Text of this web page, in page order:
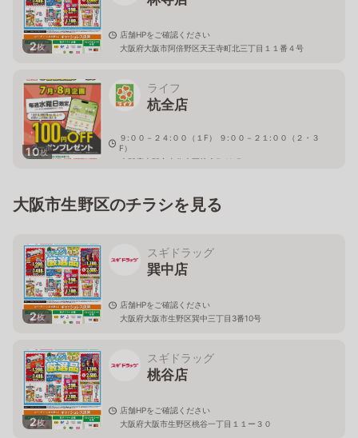
2枚
店舗HPをご確認ください
大阪府大阪市阿倍野区天王寺町北三丁目１１番４号
10枚
ライフ
杭全店
９:００－２４:００（１F） ９:００－２１:００（２・３
F）
大阪府大阪市東住吉区杭全5-11-7
大阪市生野区のチラシを見る
2枚
スギドラッグ
巽中店
店舗HPをご確認ください
大阪府大阪市生野区巽中三丁目3番10号
2枚
スギドラッグ
桃谷店
店舗HPをご確認ください
大阪府大阪市生野区桃谷一丁目１１ー３０